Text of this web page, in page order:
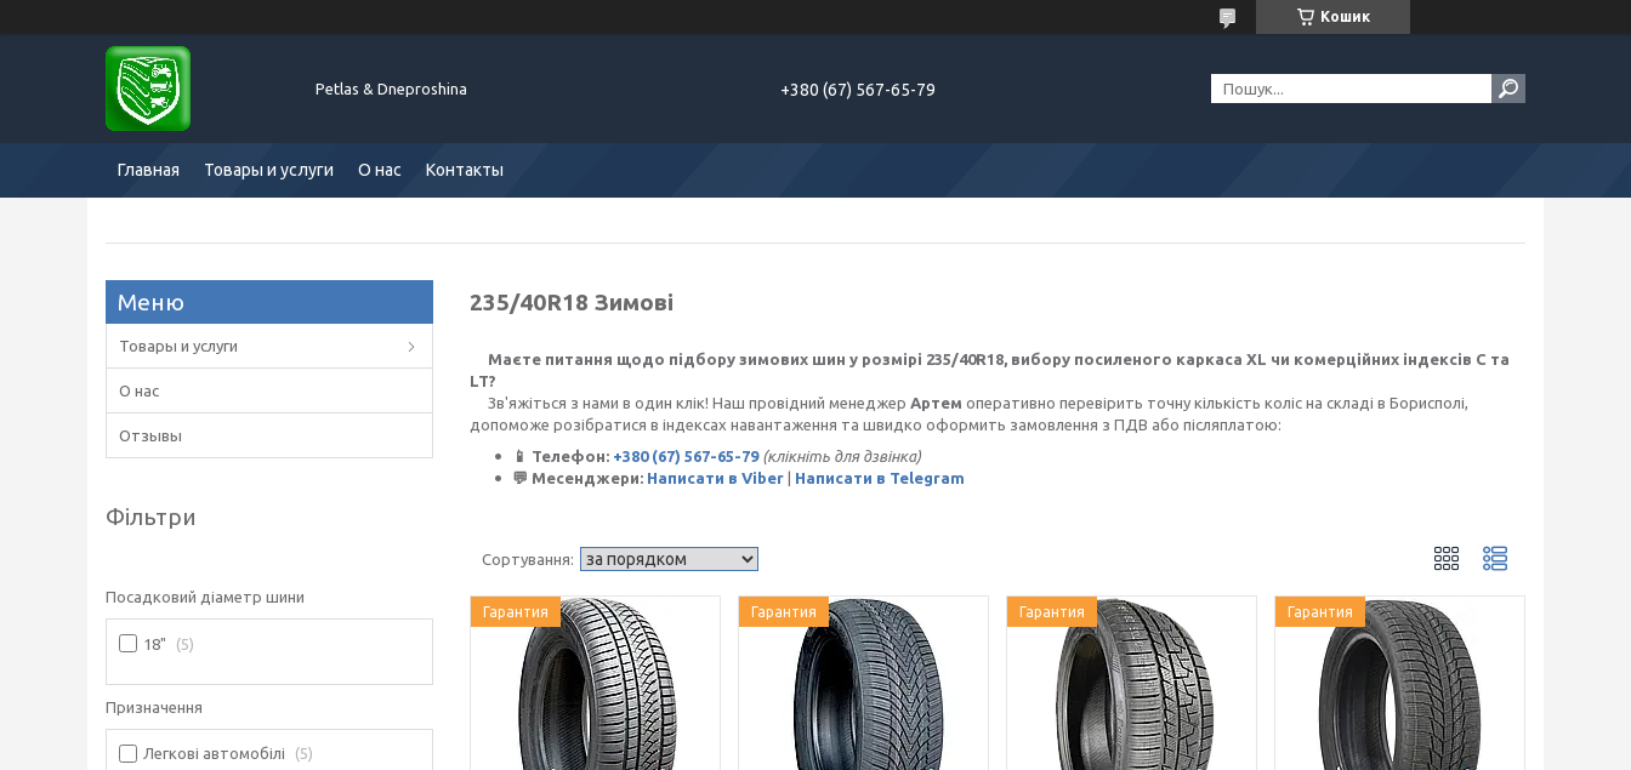
Кошик
Petlas & Dneproshina +380 (67) 567-65-79
Главная Товары и услуги О нас Контакты
235/40R18 Зимові
Маєте питання щодо підбору зимових шин у розмірі 235/40R18, вибору посиленого каркаса XL чи комерційних індексів С та
LT?
Зв'яжіться з нами в один клік! Наш провідний менеджер Артем оперативно перевірить точну кількість коліс на складі в Борисполі,
допоможе розібратися в індексах навантаження та швидко оформить замовлення з ПДВ або післяплатою:
📱 Телефон: +380 (67) 567-65-79 (клікніть для дзвінка)
💬 Месенджери: Написати в Viber Написати в Telegram
Гарантия Гарантия Гарантия Гарантия
Товары и услуги
О нас
Отзывы
Фільтри
Посадковий діаметр шини
18" 5
Призначення
Легкові автомобілі 5